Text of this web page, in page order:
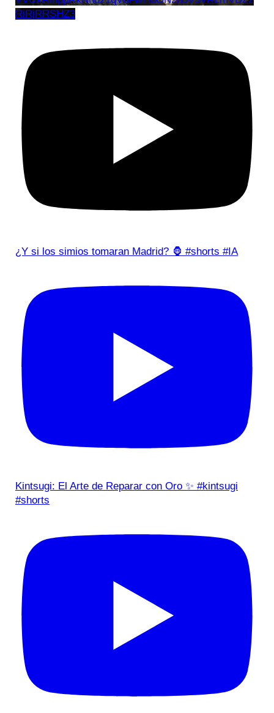
RiRjRRSHZ3
¿Y si los simios tomaran Madrid? 🦍 #shorts #IA
Kintsugi: El Arte de Reparar con Oro ✨ #kintsugi
#shorts